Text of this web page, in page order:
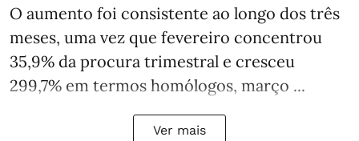
O aumento foi consistente ao longo dos três
meses, uma vez que fevereiro concentrou
35,9% da procura trimestral e cresceu
299,7% em termos homólogos, março ...
Ver mais